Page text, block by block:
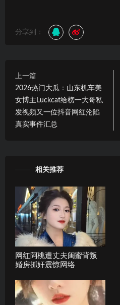
分享到：
上一篇
2026热门大瓜：山东机车美
女博主Luckcat给榜一大哥私
发视频又一位抖音网红沦陷
真实事件汇总
相关推荐
网红阿桃遭丈夫闺蜜背叛
婚房抓奸震惊网络